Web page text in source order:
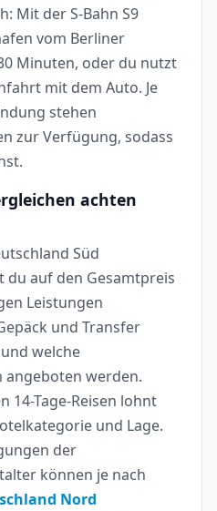
Mit der S-Bahn S9
vom Berliner
Minuten, oder du nutzt
mit dem Auto. Je
stehen
zur Verfügung, sodass
achten
Süd
du auf den Gesamtpreis
Leistungen
und Transfer
welche
werden.
14-Tage-Reisen lohnt
und Lage.
der
können je nach
Nord